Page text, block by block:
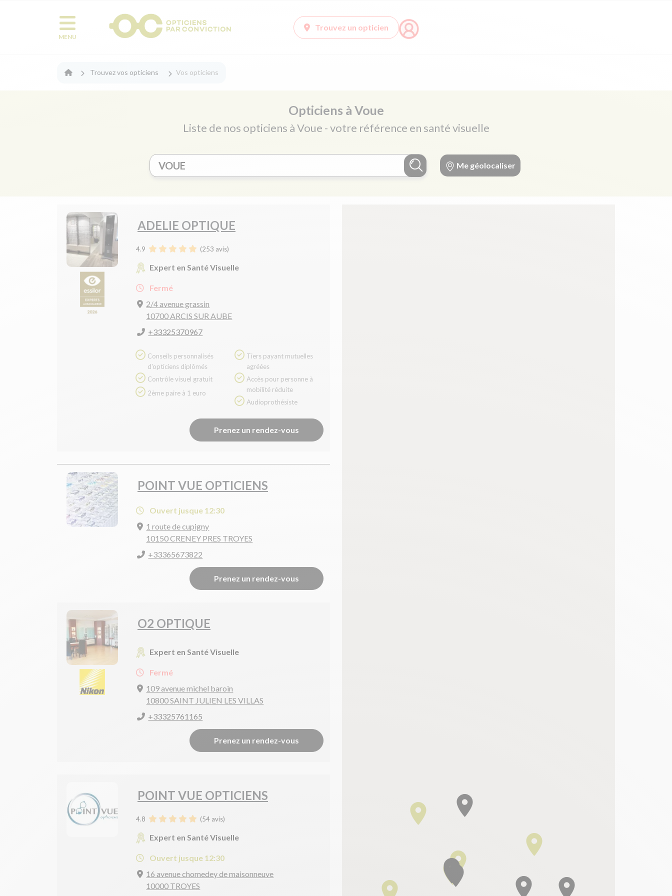
MENU
Trouvez un opticien
Trouvez vos opticiens Vos opticiens
Opticiens à Voue
Liste de nos opticiens à Voue - votre référence en santé visuelle
Me géolocaliser
ADELIE OPTIQUE
4.9 (253 avis)
Expert en Santé Visuelle
Fermé
2/4 avenue grassin
10700 ARCIS SUR AUBE
+33325370967
d'opticiens diplômés
Contrôle visuel gratuit
2ème paire à 1 euro
agréées
mobilité réduite
Audioprothésiste
Prenez un rendez-vous
POINT VUE OPTICIENS
Ouvert jusque 12:30
1 route de cupigny
10150 CRENEY PRES TROYES
+33365673822
Prenez un rendez-vous
O2 OPTIQUE
Expert en Santé Visuelle
Fermé
109 avenue michel baroin
10800 SAINT JULIEN LES VILLAS
+33325761165
Prenez un rendez-vous
POINT VUE OPTICIENS
4.8 (54 avis)
Expert en Santé Visuelle
Ouvert jusque 12:30
16 avenue chomedey de maisonneuve
10000 TROYES